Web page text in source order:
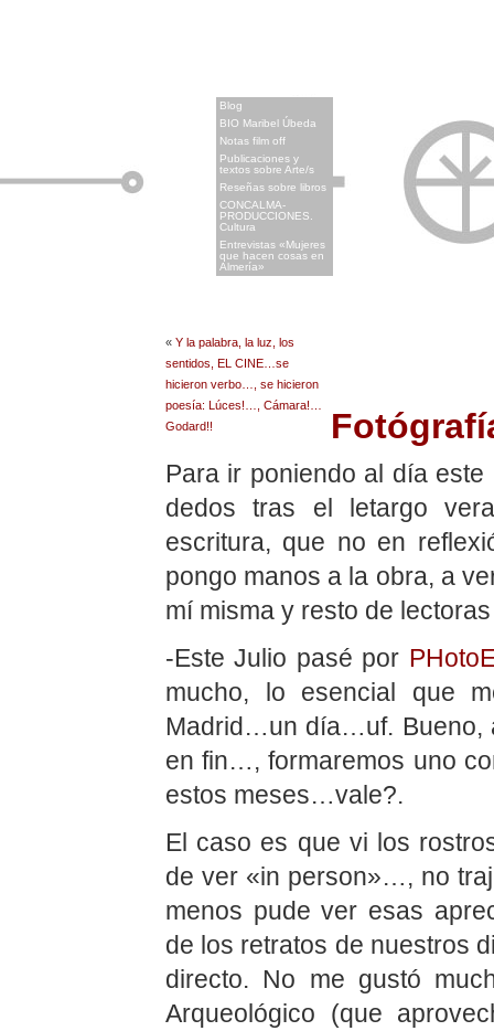
Blog
BIO Maribel Úbeda
Notas film off
Publicaciones y
textos sobre Arte/s
Reseñas sobre libros
CONCALMA-
PRODUCCIONES.
Cultura
Entrevistas «Mujeres
que hacen cosas en
Almería»
« Y la palabra, la luz, los
sentidos, EL CINE…se
hicieron verbo…, se hicieron
poesía: Lúces!…, Cámara!…
Godard!!
Para ir poniendo al día
dedos tras el letargo
escritura, que no en
pongo manos a la obra, a
mí misma y resto de
-Este Julio pasé por
mucho, lo esencial que
Madrid…un día…uf. Bueno,
en fin…, formaremos uno
estos meses…vale?.
El caso es que vi los
de ver «in person»…, no
menos pude ver esas
de los retratos de nuestros
directo. No me gustó
Arqueológico (que